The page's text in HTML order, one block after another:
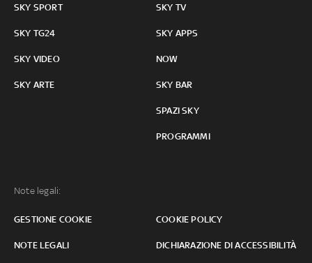
SKY SPORT
SKY TG24
SKY VIDEO
SKY ARTE
SKY TV
SKY APPS
NOW
SKY BAR
SPAZI SKY
PROGRAMMI
Note legali:
GESTIONE COOKIE COOKIE POLICY
NOTE LEGALI DICHIARAZIONE DI ACCESSIBILITÀ